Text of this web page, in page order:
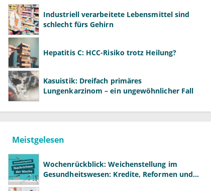
Industriell verarbeitete Lebensmittel sind
schlecht fürs Gehirn
Hepatitis C: HCC-Risiko trotz Heilung?
Kasuistik: Dreifach primäres
Lungenkarzinom – ein ungewöhnlicher Fall
Meistgelesen
Wochenrückblick: Weichenstellung im
Gesundheitswesen: Kredite, Reformen und